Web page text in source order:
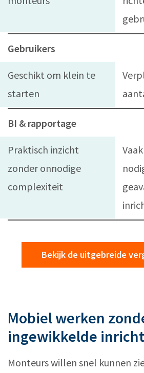
Gebruikers
Geschikt om klein te
starten
BI & rapportage
Praktisch inzicht
zonder onnodige
complexiteit
Bekijk de uitgebreide
Mobiel werken
ingewikkelde
Monteurs willen snel kunnen